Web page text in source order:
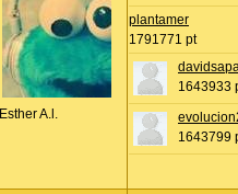
Esther A.l.
plantamer
1791771 pt
1643933
1643799